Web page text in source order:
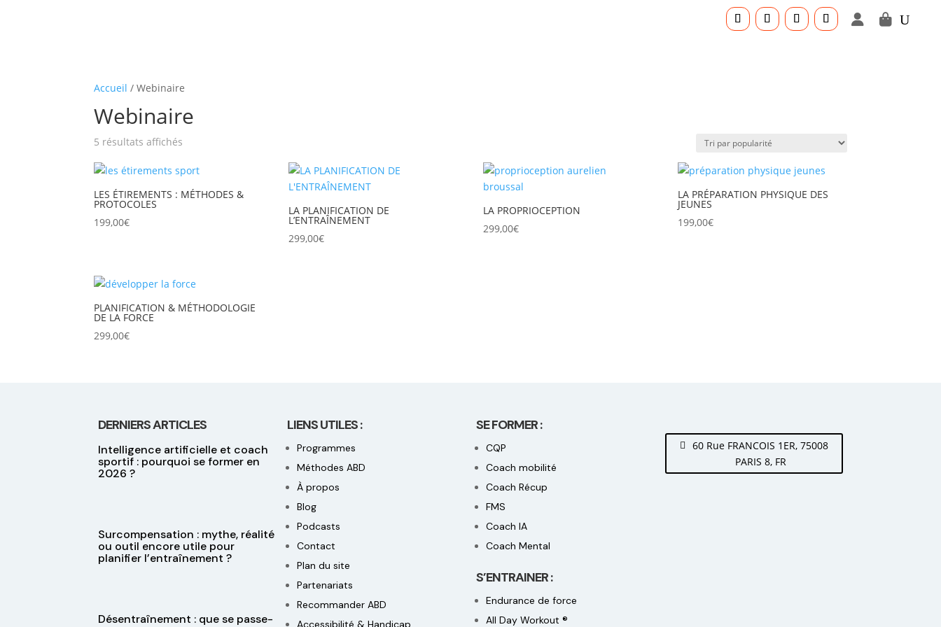
Accueil / Webinaire
Webinaire
5 résultats affichés
popularité
LES ÉTIREMENTS : MÉTHODES &
PROTOCOLES
199,00€
LA PLANIFICATION DE
L’ENTRAÎNEMENT
299,00€
LA PROPRIOCEPTION
299,00€
LA PRÉPARATION PHYSIQUE DES
JEUNES
199,00€
PLANIFICATION & MÉTHODOLOGIE
DE LA FORCE
299,00€
DERNIERS ARTICLES
Intelligence artificielle et coach
sportif : pourquoi se former en
2026 ?
Surcompensation : mythe, réalité
ou outil encore utile pour
planifier l’entraînement ?
Désentraînement : que se passe-
LIENS UTILES :
Programmes
Méthodes ABD
À propos
Blog
Podcasts
Contact
Plan du site
Partenariats
Recommander ABD
Accessibilité & Handicap
SE FORMER :
CQP
Coach mobilité
Coach Récup
FMS
Coach IA
Coach Mental
S’ENTRAINER :
Endurance de force
All Day Workout ®
60 Rue FRANCOIS 1ER, 75008
PARIS 8, FR